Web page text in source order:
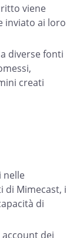
viene
inviato ai loro
diverse fonti
creati
nelle
di Mimecast, i
di
dei